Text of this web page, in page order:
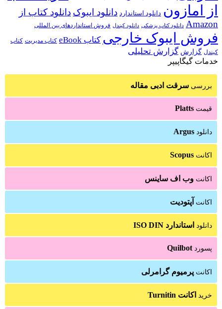
از امازون دانلود استاندارد دانلود ایبوک دانلود کتاب از
Amazon دانلود کتاب پزشکی دانلود کیندل فروش استانداردهای بین المللی
فروش ایبوک خارجی کتاب eBook کتاب مدیریت کتاب
کیندل گزارش گزارش تحلیلی
خدمات گیگاپیپر
بررسی سرقت ادبی مقاله
قیمت Platts
دانلود Argus
اکانت Scopus
اکانت وب اف ساینس
اکانت آپتودیت
دانلود استاندارد ISO DIN
پسورد Quilbot
اکانت پرمیوم گرامرلی
خرید اکانت Turnitin